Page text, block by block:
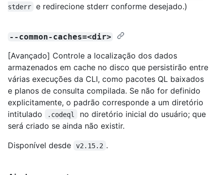
stderr
e redirecione stderr conforme desejado.)
--common-caches=<dir>
[Avançado] Controle a localização dos dados
armazenados em cache no disco que persistirão entre
várias execuções da CLI, como pacotes QL baixados
e planos de consulta compilada. Se não for definido
explicitamente, o padrão corresponde a um diretório
intitulado
.codeql
no diretório inicial do usuário; que
será criado se ainda não existir.
Disponível desde
v2.15.2 .